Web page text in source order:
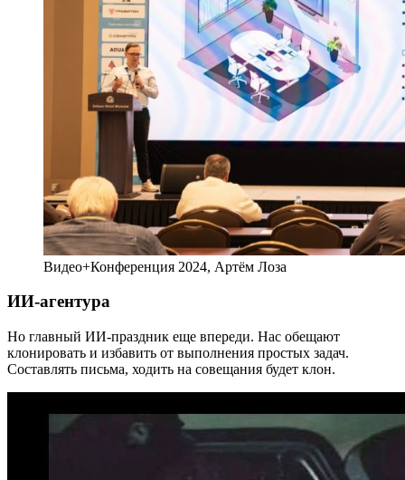
Видео+Конференция 2024, Артём Лоза
ИИ-агентура
Но главный ИИ-праздник еще впереди. Нас обещают
клонировать и избавить от выполнения простых задач.
Составлять письма, ходить на совещания будет клон.